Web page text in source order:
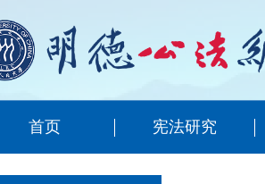
首页 宪法研究